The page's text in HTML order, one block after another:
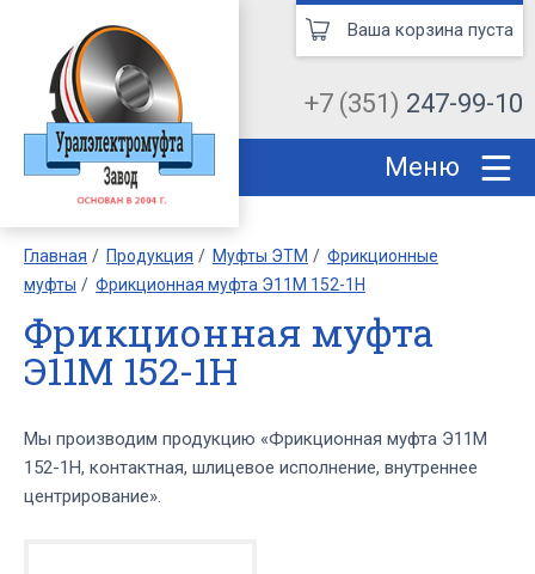
+7 (351) 247-99-10
Ваша корзина пуста
Меню
Главная Продукция Муфты ЭТМ
Фрикционные
муфты
Фрикционная муфта Э11М 152-1Н
Фрикционная муфта
Э11М 152-1Н
Мы производим продукцию «Фрикционная муфта Э11М
152-1Н, контактная, шлицевое исполнение, внутреннее
центрирование».